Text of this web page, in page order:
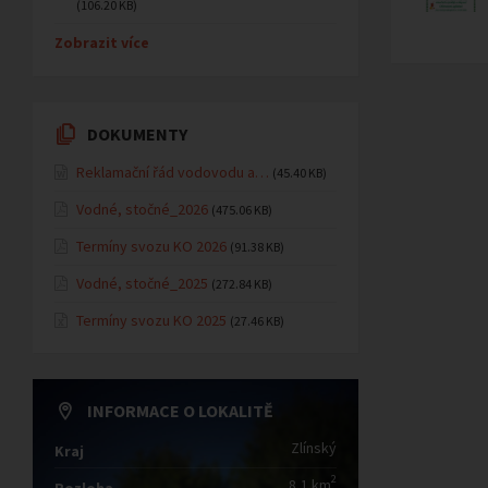
(106.20 KB)
Zobrazit více
DOKUMENTY
Reklamační řád vodovodu a… (45.40 KB)
Vodné, stočné_2026 (475.06 KB)
Termíny svozu KO 2026 (91.38 KB)
Vodné, stočné_2025 (272.84 KB)
Termíny svozu KO 2025 (27.46 KB)
INFORMACE O LOKALITĚ
Kraj Zlínský
2